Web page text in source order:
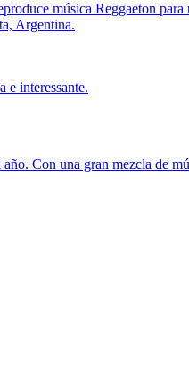
música Reggaeton para
Argentina.
e interessante.
Con una gran mezcla de